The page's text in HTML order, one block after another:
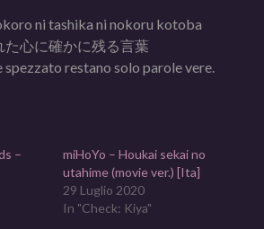
ni tashika ni nokoru kotoba
た心に確かに残る言葉
spezzato restano solo parole vere.
–
miHoYo – Houkai sekai no
utahime (movie ver.) [Ita]
29 Luglio 2020
In "Check: Kiya"